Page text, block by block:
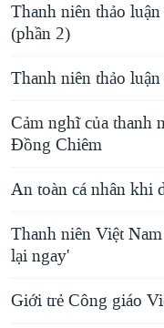
Thanh niên thảo
(phần 2)
Thanh niên thảo
Cảm nghĩ của thanh
Đồng Chiêm
An toàn cá nhân khi
Thanh niên Việt
lại ngay'
Giới trẻ Công giáo